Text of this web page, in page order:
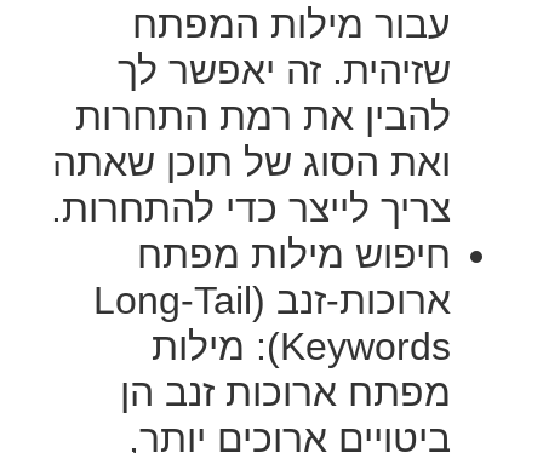
עבור מילות המפתח
שזיהית. זה יאפשר לך
להבין את רמת התחרות
ואת הסוג של תוכן שאתה
צריך לייצר כדי להתחרות.
חיפוש מילות מפתח
ארוכות-זנב (Long-Tail
Keywords): מילות
מפתח ארוכות זנב הן
ביטויים ארוכים יותר,